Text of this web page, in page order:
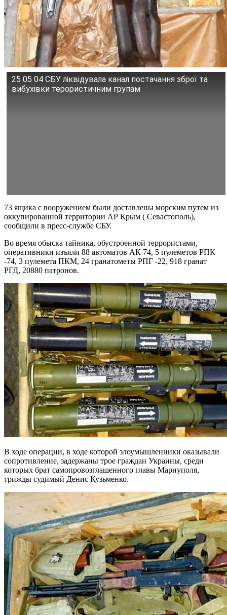
25 05 04 СБУ ліквідувала канал постачання зброї та
вибухівки терористичним групам
73 ящика с вооружением были доставлены морским путем из
оккупированной территории АР Крым ( Севастополь),
сообщили в пресс-службе СБУ.
Во время обыска тайника, обустроенной террористами,
оперативники изъяли 88 автоматов АК 74, 5 пулеметов РПК
-74, 3 пулемета ПКМ, 24 гранатометы РПГ -22, 918 гранат
РГД, 20880 патронов.
В ходе операции, в ходе которой злоумышленники оказывали
сопротивление, задержаны трое граждан Украины, среди
которых брат самопровозглашенного главы Мариуполя,
трижды судимый Денис Кузьменко.